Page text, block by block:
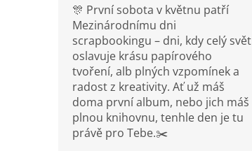
🎊 První sobota v květnu patří
Mezinárodnímu dni
scrapbookingu – dni, kdy celý svět
oslavuje krásu papírového
tvoření, alb plných vzpomínek a
radost z kreativity. Ať už máš
doma první album, nebo jich máš
plnou knihovnu, tenhle den je tu
právě pro Tebe.✂️